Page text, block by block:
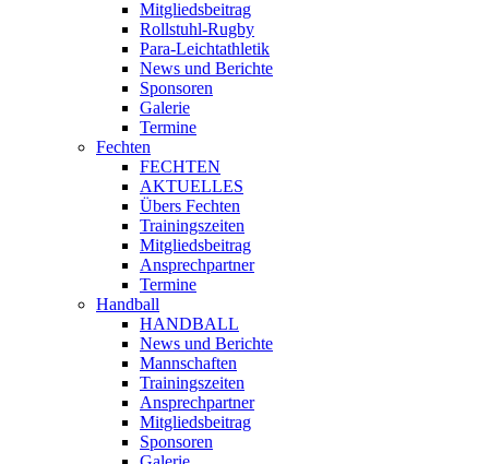
Mitgliedsbeitrag
Rollstuhl-Rugby
Para-Leichtathletik
News und Berichte
Sponsoren
Galerie
Termine
Fechten
FECHTEN
AKTUELLES
Übers Fechten
Trainingszeiten
Mitgliedsbeitrag
Ansprechpartner
Termine
Handball
HANDBALL
News und Berichte
Mannschaften
Trainingszeiten
Ansprechpartner
Mitgliedsbeitrag
Sponsoren